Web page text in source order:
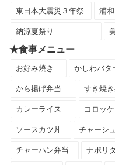
東日本大震災３年祭 浦
納涼夏祭り
★食事メニュー
お好み焼き かしわバタ
から揚げ弁当 すき焼
カレーライス コロッ
ソースカツ丼 チャーシ
チャーハン弁当 ナポリ